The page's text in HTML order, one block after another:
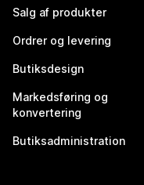
Salg af produkter
Ordrer og levering
Butiksdesign
Markedsføring og
konvertering
Butiksadministration